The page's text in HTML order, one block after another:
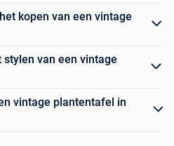
kopen van een vintage
van een vintage
vintage plantentafel in